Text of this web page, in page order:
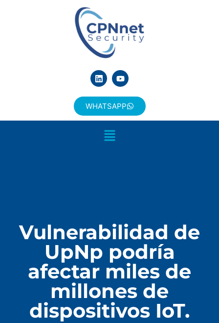
WHATSAPP
Vulnerabilidad de
UpNp podría
afectar miles de
millones de
dispositivos IoT.